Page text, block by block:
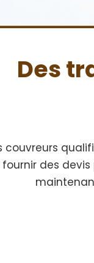
Des
couvreurs
fournir des